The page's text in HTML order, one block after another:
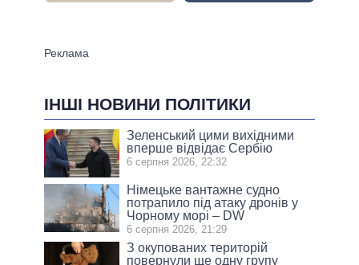
ІНШІ НОВИНИ ПОЛІТИКИ
Зеленський цими вихідними
вперше відвідає Сербію
6 серпня 2026, 22:32
Німецьке вантажне судно
потрапило під атаку дронів у
Чорному морі – DW
6 серпня 2026, 21:29
З окупованих територій
повернули ще одну групу